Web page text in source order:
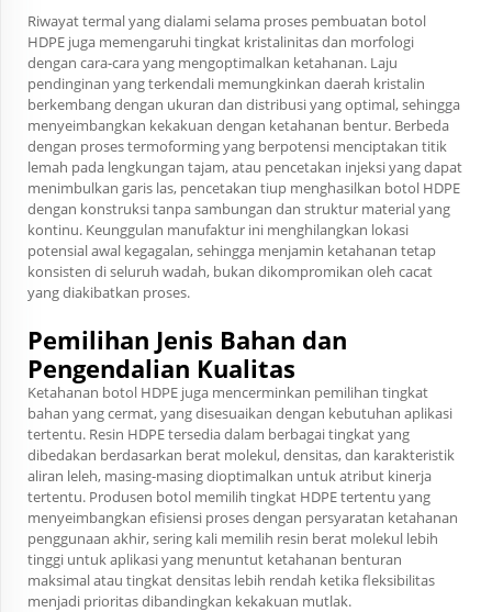
Riwayat termal yang dialami selama proses pembuatan botol
HDPE juga memengaruhi tingkat kristalinitas dan morfologi
dengan cara-cara yang mengoptimalkan ketahanan. Laju
pendinginan yang terkendali memungkinkan daerah kristalin
berkembang dengan ukuran dan distribusi yang optimal, sehingga
menyeimbangkan kekakuan dengan ketahanan bentur. Berbeda
dengan proses termoforming yang berpotensi menciptakan titik
lemah pada lengkungan tajam, atau pencetakan injeksi yang dapat
menimbulkan garis las, pencetakan tiup menghasilkan botol HDPE
dengan konstruksi tanpa sambungan dan struktur material yang
kontinu. Keunggulan manufaktur ini menghilangkan lokasi
potensial awal kegagalan, sehingga menjamin ketahanan tetap
konsisten di seluruh wadah, bukan dikompromikan oleh cacat
yang diakibatkan proses.
Pemilihan Jenis Bahan dan
Pengendalian Kualitas
Ketahanan botol HDPE juga mencerminkan pemilihan tingkat
bahan yang cermat, yang disesuaikan dengan kebutuhan aplikasi
tertentu. Resin HDPE tersedia dalam berbagai tingkat yang
dibedakan berdasarkan berat molekul, densitas, dan karakteristik
aliran leleh, masing-masing dioptimalkan untuk atribut kinerja
tertentu. Produsen botol memilih tingkat HDPE tertentu yang
menyeimbangkan efisiensi proses dengan persyaratan ketahanan
penggunaan akhir, sering kali memilih resin berat molekul lebih
tinggi untuk aplikasi yang menuntut ketahanan benturan
maksimal atau tingkat densitas lebih rendah ketika fleksibilitas
menjadi prioritas dibandingkan kekakuan mutlak.